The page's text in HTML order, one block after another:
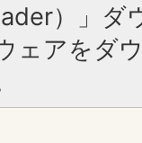
）」ダ
ェアをダ